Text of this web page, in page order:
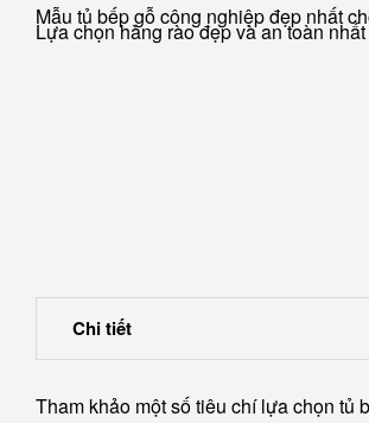
Mẫu tủ bếp gỗ công nghiệp đẹp nhất
Lựa chọn hàng rào đẹp và an toàn
Chi tiết
Tham khảo một số tiêu chí lựa chọn tủ